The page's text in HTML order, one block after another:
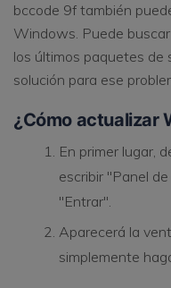
bccode 9f también
Windows. Puede
los últimos paquetes de
solución para ese
¿Cómo actualizar
En primer lugar,
escribir "Panel
"Entrar".
Aparecerá la
simplemente